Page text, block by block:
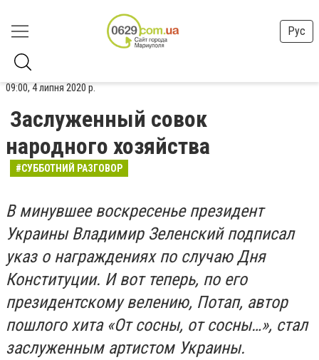
Рус
09:00, 4 липня 2020 р.
Заслуженный совок
народного хозяйства
#СУББОТНИЙ РАЗГОВОР
В минувшее воскресенье президент
Украины Владимир Зеленский подписал
указ о награждениях по случаю Дня
Конституции. И вот теперь, по его
президентскому велению, Потап, автор
пошлого хита «От сосны, от сосны…», стал
заслуженным артистом Украины.